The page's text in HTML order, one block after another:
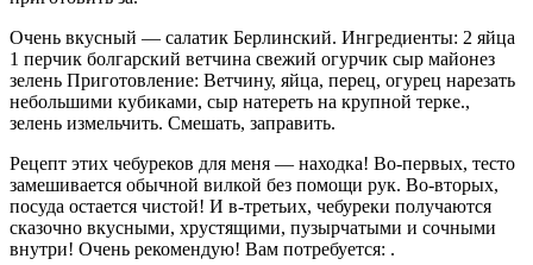
Очень вкусный — салатик Берлинский. Ингредиенты: 2 яйца
1 перчик болгарский ветчина свежий огурчик сыр майонез
зелень Приготовление: Ветчину, яйца, перец, огурец нарезать
небольшими кубиками, сыр натереть на крупной терке.,
зелень измельчить. Смешать, заправить.
Рецепт этих чебуреков для меня — находка! Во-первых, тесто
замешивается обычной вилкой без помощи рук. Во-вторых,
посуда остается чистой! И в-третьих, чебуреки получаются
сказочно вкусными, хрустящими, пузырчатыми и сочными
внутри! Очень рекомендую! Вам потребуется: .